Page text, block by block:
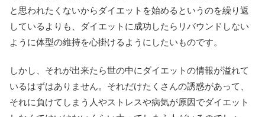
と思われたくないからダイエットを始めるというのを繰り返
しているよりも、ダイエットに成功したらリバウンドしない
ように体型の維持を心掛けるようにしたいものです。
しかし、それが出来たら世の中にダイエットの情報が溢れて
いるはずはありません。それだけたくさんの誘惑があって、
それに負けてしまう人やストレスや病気が原因でダイエット